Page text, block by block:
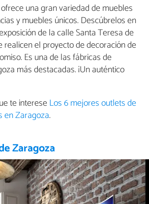
una gran variedad de muebles
y muebles únicos. Descúbrelos en
de la calle Santa Teresa de
realicen el proyecto de decoración de
Es una de las fábricas de
más destacadas. ¡Un auténtico
te intereseLos 6 mejores outlets de
en Zaragoza.
Zaragoza